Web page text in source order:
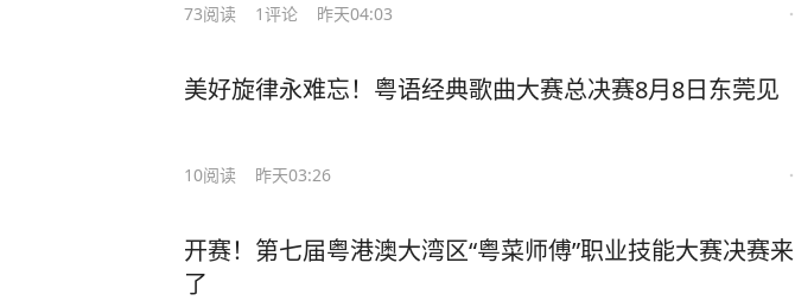
73阅读 1评论 昨天04:03
美好旋律永难忘！粤语经典歌曲大赛总决赛8月8日东莞见
10阅读 昨天03:26
开赛！第七届粤港澳大湾区“粤菜师傅”职业技能大赛决赛来
了